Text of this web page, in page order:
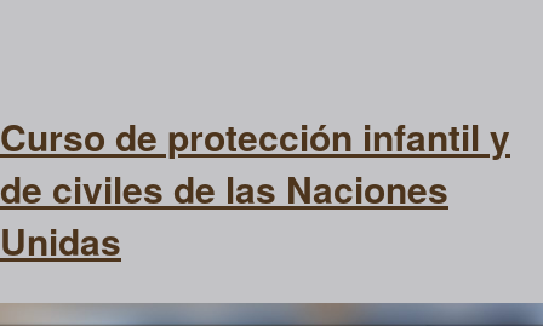
Curso de protección infantil y
de civiles de las Naciones
Unidas